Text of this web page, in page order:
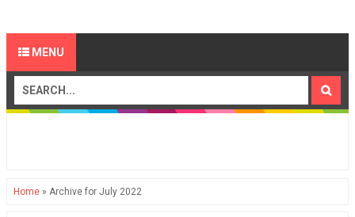
MENU
Home » Archive for July 2022